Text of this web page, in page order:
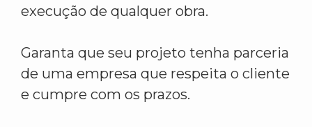
execução de qualquer obra.
Garanta que seu projeto tenha parceria
de uma empresa que respeita o cliente
e cumpre com os prazos.